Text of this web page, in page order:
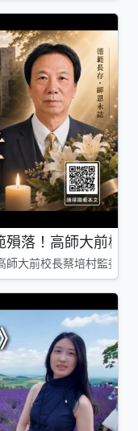
殞落！高師大前校
師大前校長蔡培村監委